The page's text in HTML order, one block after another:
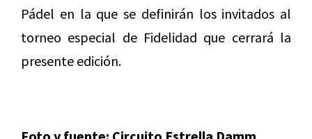
Pádel en la que se definirán los invitados al
torneo especial de Fidelidad que cerrará la
presente edición.